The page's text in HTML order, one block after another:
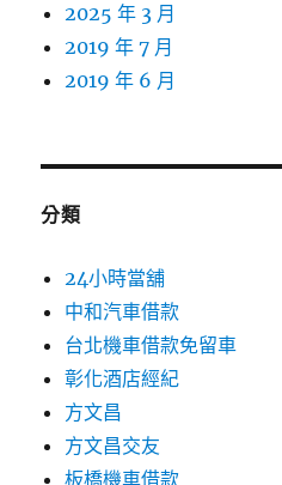
2025 年 3 月
2019 年 7 月
2019 年 6 月
分類
24小時當舖
中和汽車借款
台北機車借款免留車
彰化酒店經紀
方文昌
方文昌交友
板橋機車借款